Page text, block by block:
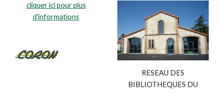
cliquer ici pour plus
d'informations
RESEAU DES
BIBLIOTHEQUES DU